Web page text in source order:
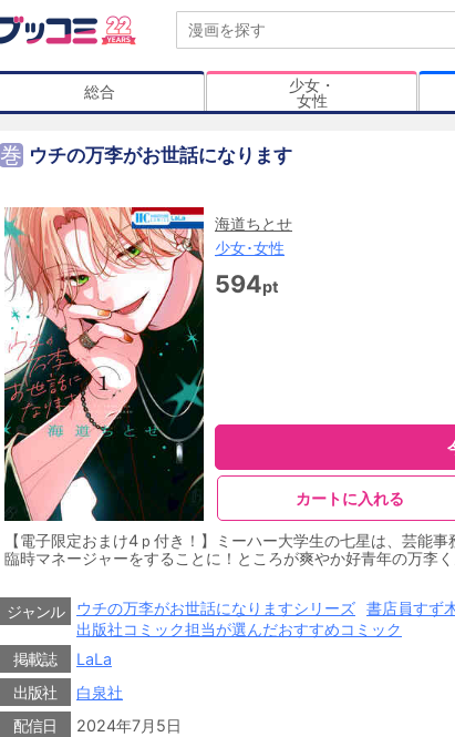
総合
少女・
女性
巻 ウチの万李がお世話になります
海道ちとせ
少女･女性
594pt
カートに入れる
【電子限定おまけ4ｐ付き！】ミーハー大学生の七星は、芸能
臨時マネージャーをすることに！ところが爽やか好青年の万李
われまくりで憤る七星だったが、仕事には真摯な万李の姿に
には「ウチの万李がお世話になります［1話売り］ 第0～3話」
ジャンル
ウチの万李がお世話になりますシリーズ 書店員すず
出版社コミック担当が選んだおすすめコミック
掲載誌
LaLa
出版社
白泉社
配信日
2024年7月5日